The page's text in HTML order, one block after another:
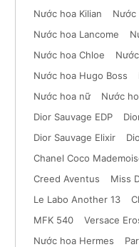
Nước hoa Kilian
Nước
Nước hoa Lancome
Nước hoa Chloe
Nước hoa Hugo Boss
Nước hoa nữ
Nước
Dior Sauvage EDP
Dior Sauvage Elixir
Chanel Coco
Creed Aventus
Miss
Le Labo Another 13
MFK 540
Versace
Nước hoa Hermes